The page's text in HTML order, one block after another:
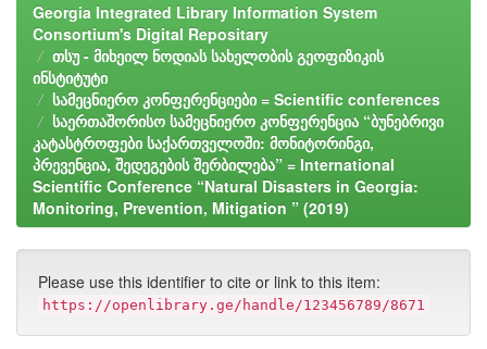
Georgia Integrated Library Information System
Consortium's Digital Repositary
თსუ - მიხეილ ნოდიას სახელობის გეოფიზიკის
ინსტიტუტი
სამეცნიერო კონფერენციები = Scientific conferences
საერთაშორისო სამეცნიერო კონფერენცია “ბუნებრივი
კატასტროფები საქართველოში: მონიტორინგი,
პრევენცია, შედეგების შერბილება” = International
Scientific Conference “Natural Disasters in Georgia:
Monitoring, Prevention, Mitigation ” (2019)
Please use this identifier to cite or link to this item:
https://openlibrary.ge/handle/123456789/8671